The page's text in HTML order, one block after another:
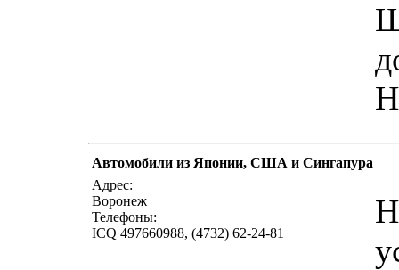
Автомобили из Японии, США и Сингапура
Адрес:
Воронеж
Телефоны:
ICQ 497660988, (4732) 62-24-81